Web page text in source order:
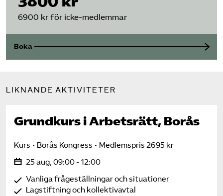
6900 kr för icke-medlemmar
Boka
LIKNANDE AKTIVITETER
Grundkurs i Arbetsrätt, Borås
Kurs Borås Kongress
Medlemspris 2695 kr
25 aug, 09:00 - 12:00
Vanliga frågeställningar och situationer
Lagstiftning och kollektivavtal